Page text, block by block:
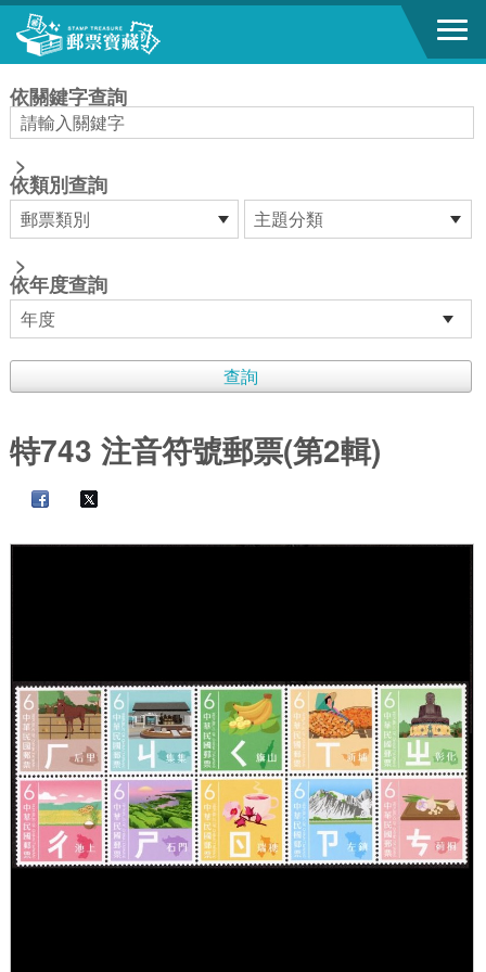
跳到主要內容區塊
依關鍵字查詢
>
依類別查詢
>
依年度查詢
特743 注音符號郵票(第2輯)